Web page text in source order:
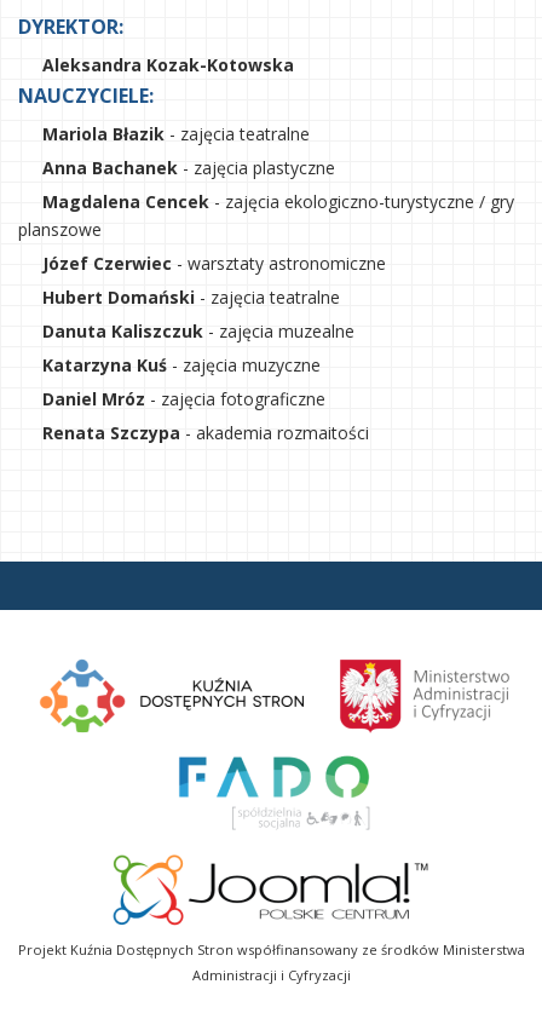
DYREKTOR:
Aleksandra Kozak-Kotowska
NAUCZYCIELE:
Mariola Błazik - zajęcia teatralne
Anna Bachanek - zajęcia plastyczne
Magdalena Cencek - zajęcia ekologiczno-turystyczne / gry
planszowe
Józef Czerwiec - warsztaty astronomiczne
Hubert Domański - zajęcia teatralne
Danuta Kaliszczuk - zajęcia muzealne
Katarzyna Kuś - zajęcia muzyczne
Daniel Mróz - zajęcia fotograficzne
Renata Szczypa - akademia rozmaitości
Projekt Kuźnia Dostępnych Stron współfinansowany ze środków Ministerstwa
Administracji i Cyfryzacji